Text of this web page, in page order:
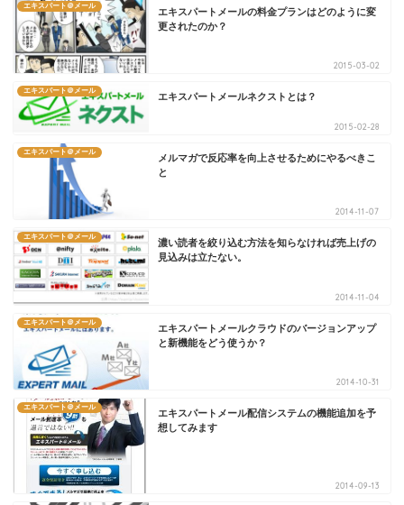
エキスパート＠メール
エキスパートメールの料金プランはどのように変
更されたのか？
2015-03-02
エキスパート＠メール
エキスパートメールネクストとは？
2015-02-28
エキスパート＠メール
メルマガで反応率を向上させるためにやるべきこ
と
2014-11-07
エキスパート＠メール
濃い読者を絞り込む方法を知らなければ売上げの
見込みは立たない。
2014-11-04
エキスパート＠メール
エキスパートメールクラウドのバージョンアップ
と新機能をどう使うか？
2014-10-31
エキスパート＠メール
エキスパートメール配信システムの機能追加を予
想してみます
2014-09-13